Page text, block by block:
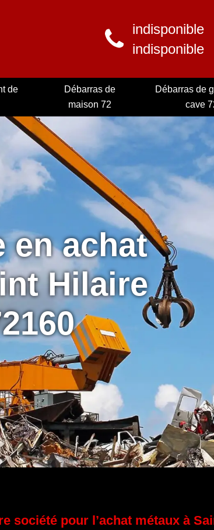
indisponible
indisponible
de
Débarras de
maison 72
Débarras de
cave
en achat
Hilaire
société pour l’achat métaux à